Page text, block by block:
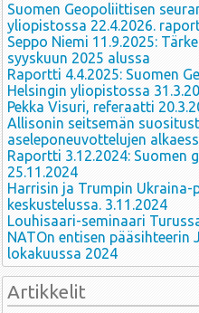
Suomen Geopoliittisen
yliopistossa 22.4.2026.
Seppo Niemi 11.9.2025:
syyskuun 2025 alussa
Raportti 4.4.2025: Suomen
Helsingin yliopistossa
Pekka Visuri, referaatti
Allisonin seitsemän
aseleponeuvottelujen
Raportti 3.12.2024: Suomen
25.11.2024
Harrisin ja Trumpin
keskustelussa. 3.11.2024
Louhisaari-seminaari
NATOn entisen pääsihteerin
lokakuussa 2024
Artikkelit